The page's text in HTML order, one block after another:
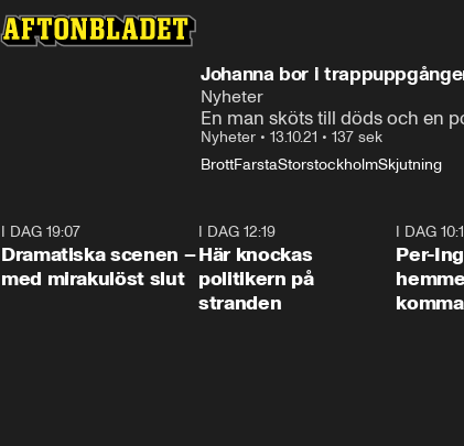
Johanna bor i
Nyheter
En man sköts till döds och en
Nyheter • 13.10.21 • 137 sek
BrottFarstaStorstockholmSkjutning
I DAG 19:07
Dramatiska scenen –
med mirakulöst slut
I DAG 12:19
Här knockas
politikern på
stranden
I DAG
Per-